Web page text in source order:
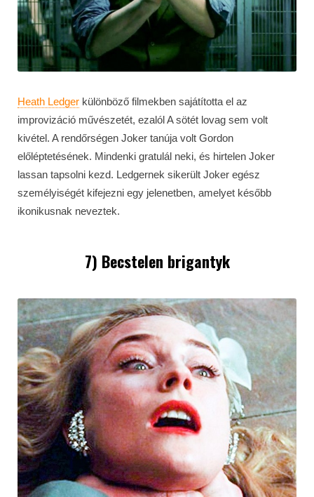
Heath Ledger különböző filmekben sajátította el az
improvizáció művészetét, ezalól A sötét lovag sem volt
kivétel. A rendőrségen Joker tanúja volt Gordon
előléptetésének. Mindenki gratulál neki, és hirtelen Joker
lassan tapsolni kezd. Ledgernek sikerült Joker egész
személyiségét kifejezni egy jelenetben, amelyet később
ikonikusnak neveztek.
7) Becstelen brigantyk